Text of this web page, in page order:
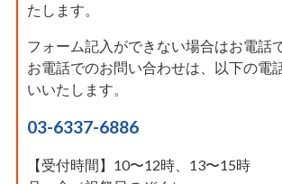
たします。
フォーム記入ができない場合はお電話
お電話でのお問い合わせは、以下の電
いいたします。
03-6337-6886
【受付時間】10〜12時、13〜15時